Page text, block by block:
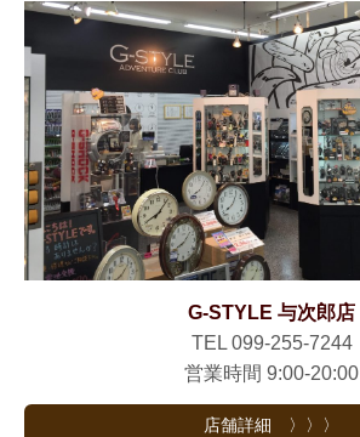
G-STYLE 与次郎店
TEL 099-255-7244
営業時間 9:00-20:00
店舗詳細 〉〉〉